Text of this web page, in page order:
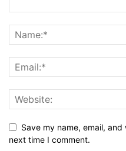
Save my name, email,
next time I comment.